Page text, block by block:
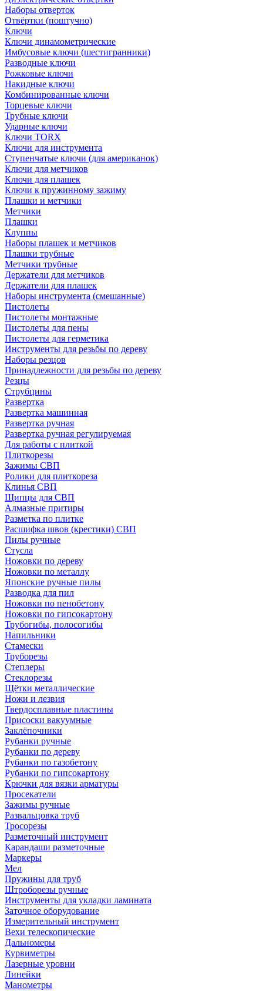
Наборы отверток
Отвёртки (поштучно)
Ключи
Ключи динамометрические
Имбусовые ключи (шестигранники)
Разводные ключи
Рожковые ключи
Накидные ключи
Комбинированные ключи
Торцевые ключи
Трубные ключи
Ударные ключи
Ключи TORX
Ключи для инструмента
Ступенчатые ключи (для американок)
Ключи для метчиков
Ключи для плашек
Ключи к пружинному зажиму
Плашки и метчики
Метчики
Плашки
Клуппы
Наборы плашек и метчиков
Плашки трубные
Метчики трубные
Держатели для метчиков
Держатели для плашек
Наборы инструмента (смешанные)
Пистолеты
Пистолеты монтажные
Пистолеты для пены
Пистолеты для герметика
Инструменты для резьбы по дереву
Наборы резцов
Принадлежности для резьбы по дереву
Резцы
Струбцины
Развертка
Развертка машинная
Развертка ручная
Развертка ручная регулируемая
Для работы с плиткой
Плиткорезы
Зажимы СВП
Ролики для плиткореза
Клинья СВП
Щипцы для СВП
Алмазные притиры
Разметка по плитке
Расшифка швов (крестики) СВП
Пилы ручные
Стусла
Ножовки по дереву
Ножовки по металлу
Японские ручные пилы
Разводка для пил
Ножовки по пенобетону
Ножовки по гипсокартону
Трубогибы, полосогибы
Напильники
Стамески
Труборезы
Степлеры
Стеклорезы
Щётки металлические
Ножи и лезвия
Твердосплавные пластины
Присоски вакуумные
Заклёпочники
Рубанки ручные
Рубанки по дереву
Рубанки по газобетону
Рубанки по гипсокартону
Крючки для вязки арматуры
Просекатели
Зажимы ручные
Развальцовка труб
Тросорезы
Разметочный инструмент
Карандаши разметочные
Маркеры
Мел
Пружины для труб
Штроборезы ручные
Инструменты для укладки ламината
Заточное оборудование
Измерительный инструмент
Вехи телескопические
Дальномеры
Курвиметры
Лазерные уровни
Линейки
Манометры